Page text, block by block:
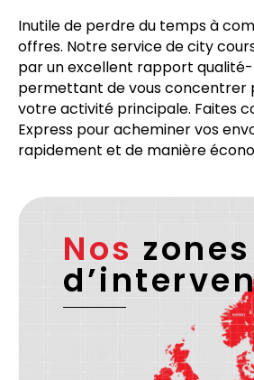
Inutile de perdre du temps à
offres. Notre service de city
par un excellent rapport qualité-
permettant de vous concentrer
votre activité principale. Faites
Express pour acheminer vos
rapidement et de manière
Nos zones